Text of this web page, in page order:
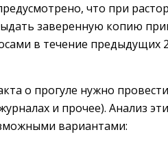
что при
заверенную копию
в течение предыдущих
о прогуле нужно
и прочее). Анализ
вариантами: